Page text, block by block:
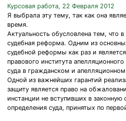
Курсовая работа, 22 Февраля 2012
Я выбрала эту тему, так как она
время.
Актуальность обусловлена тем, что
судебная реформа. Одним из
судебной реформы как раз и
правового института
суда в гражданском и апелляционном
Одной из важнейших гарантий
защиту является право на
инстанции не вступивших в законную
определения суда, принятых по